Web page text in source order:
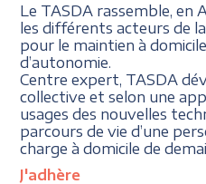
Le TASDA rassemble, en
les différents acteurs de
pour le maintien à
d’autonomie.
Centre expert, TASDA
collective et selon une
usages des nouvelles
parcours de vie d’une
charge à domicile de
J'adhère